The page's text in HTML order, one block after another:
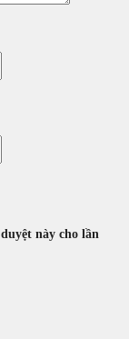
này cho lần